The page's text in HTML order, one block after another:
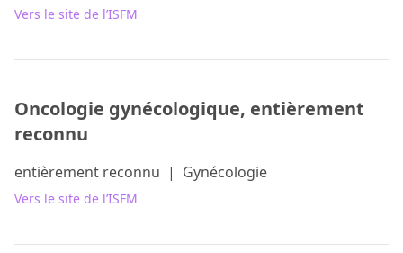
Vers le site de l’ISFM
Oncologie gynécologique, entièrement
reconnu
entièrement reconnu | Gynécologie
Vers le site de l’ISFM